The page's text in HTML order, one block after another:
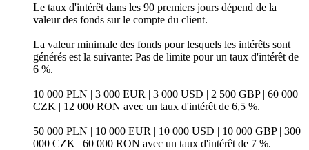
Le taux d'intérêt dans les 90 premiers jours dépend de la
valeur des fonds sur le compte du client.
La valeur minimale des fonds pour lesquels les intérêts sont
générés est la suivante: Pas de limite pour un taux d'intérêt de
6 %.
10 000 PLN | 3 000 EUR | 3 000 USD | 2 500 GBP | 60 000
CZK | 12 000 RON avec un taux d'intérêt de 6,5 %.
50 000 PLN | 10 000 EUR | 10 000 USD | 10 000 GBP | 300
000 CZK | 60 000 RON avec un taux d'intérêt de 7 %.